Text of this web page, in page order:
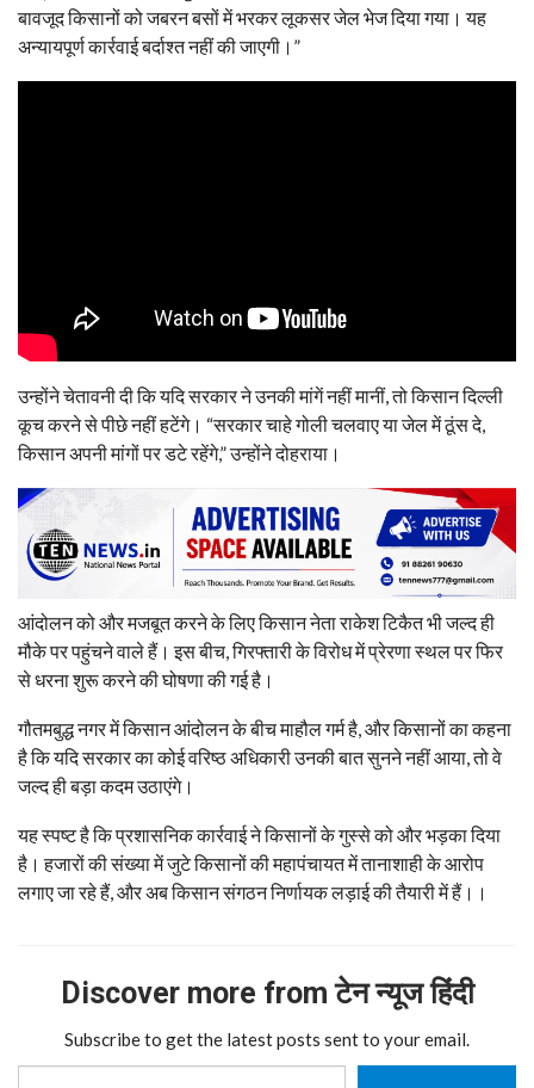
बावजूद किसानों को जबरन बसों में भरकर लूकसर जेल भेज दिया गया। यह
अन्यायपूर्ण कार्रवाई बर्दाश्त नहीं की जाएगी।”
उन्होंने चेतावनी दी कि यदि सरकार ने उनकी मांगें नहीं मानीं, तो किसान दिल्ली
कूच करने से पीछे नहीं हटेंगे। “सरकार चाहे गोली चलवाए या जेल में ठूंस दे,
किसान अपनी मांगों पर डटे रहेंगे,” उन्होंने दोहराया।
आंदोलन को और मजबूत करने के लिए किसान नेता राकेश टिकैत भी जल्द ही
मौके पर पहुंचने वाले हैं। इस बीच, गिरफ्तारी के विरोध में प्रेरणा स्थल पर फिर
से धरना शुरू करने की घोषणा की गई है।
गौतमबुद्ध नगर में किसान आंदोलन के बीच माहौल गर्म है, और किसानों का कहना
है कि यदि सरकार का कोई वरिष्ठ अधिकारी उनकी बात सुनने नहीं आया, तो वे
जल्द ही बड़ा कदम उठाएंगे।
यह स्पष्ट है कि प्रशासनिक कार्रवाई ने किसानों के गुस्से को और भड़का दिया
है। हजारों की संख्या में जुटे किसानों की महापंचायत में तानाशाही के आरोप
लगाए जा रहे हैं, और अब किसान संगठन निर्णायक लड़ाई की तैयारी में हैं।।
Discover more from टेन न्यूज हिंदी
Subscribe to get the latest posts sent to your email.
Type your email…